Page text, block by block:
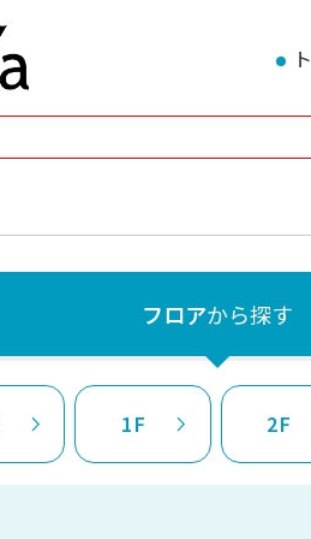
フロアから探す
1F 2F